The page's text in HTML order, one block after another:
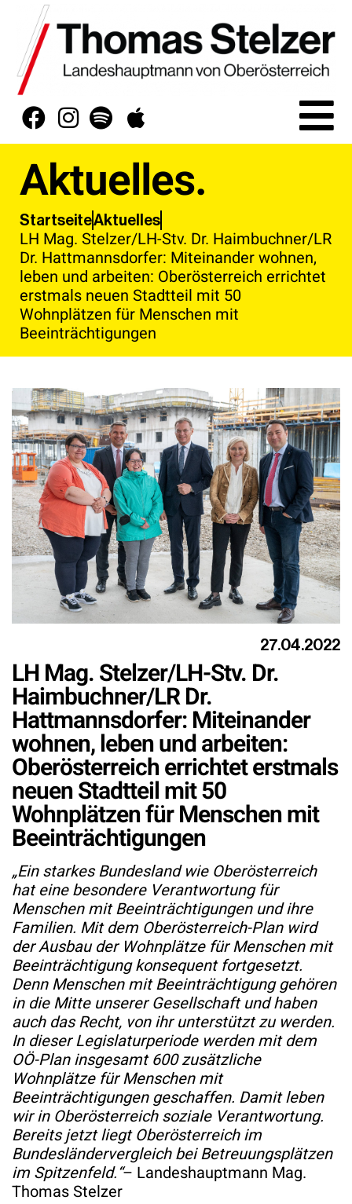
Aktuelles.
StartseiteAktuelles
LH Mag. Stelzer/LH-Stv. Dr. Haimbuchner/LR
Dr. Hattmannsdorfer: Miteinander wohnen,
leben und arbeiten: Oberösterreich errichtet
erstmals neuen Stadtteil mit 50
Wohnplätzen für Menschen mit
Beeinträchtigungen
27.04.2022
LH Mag. Stelzer/LH-Stv. Dr.
Haimbuchner/LR Dr.
Hattmannsdorfer: Miteinander
wohnen, leben und arbeiten:
Oberösterreich errichtet erstmals
neuen Stadtteil mit 50
Wohnplätzen für Menschen mit
Beeinträchtigungen
„Ein starkes Bundesland wie Oberösterreich
hat eine besondere Verantwortung für
Menschen mit Beeinträchtigungen und ihre
Familien. Mit dem Oberösterreich-Plan wird
der Ausbau der Wohnplätze für Menschen mit
Beeinträchtigung konsequent fortgesetzt.
Denn Menschen mit Beeinträchtigung gehören
in die Mitte unserer Gesellschaft und haben
auch das Recht, von ihr unterstützt zu werden.
In dieser Legislaturperiode werden mit dem
OÖ-Plan insgesamt 600 zusätzliche
Wohnplätze für Menschen mit
Beeinträchtigungen geschaffen. Damit leben
wir in Oberösterreich soziale Verantwortung.
Bereits jetzt liegt Oberösterreich im
Bundesländervergleich bei Betreuungsplätzen
im Spitzenfeld.“– Landeshauptmann Mag.
Thomas Stelzer